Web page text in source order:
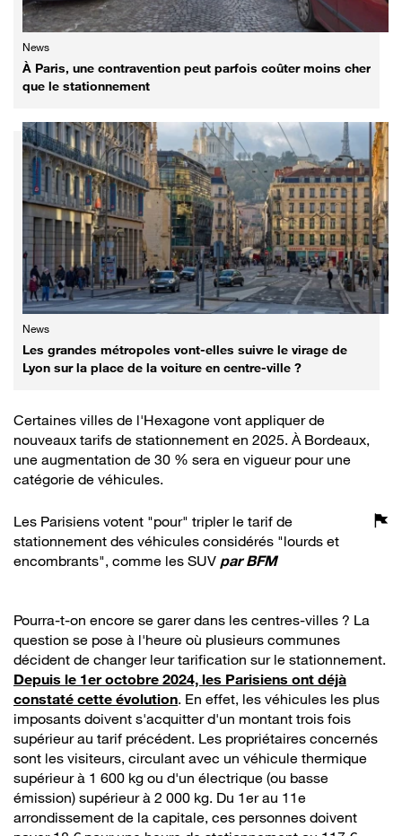
News
À Paris, une contravention peut parfois coûter moins cher
que le stationnement
News
Les grandes métropoles vont-elles suivre le virage de
Lyon sur la place de la voiture en centre-ville ?
Certaines villes de l'Hexagone vont appliquer de
nouveaux tarifs de stationnement en 2025. À Bordeaux,
une augmentation de 30 % sera en vigueur pour une
catégorie de véhicules.
Les Parisiens votent "pour" tripler le tarif de
stationnement des véhicules considérés "lourds et
encombrants", comme les SUV parBFM
Pourra-t-on encore se garer dans les centres-villes ? La
question se pose à l'heure où plusieurs communes
décident de changer leur tarification sur le stationnement.
Depuis le 1er octobre 2024, les Parisiens ont déjà
constaté cette évolution. En effet, les véhicules les plus
imposants doivent s'acquitter d'un montant trois fois
supérieur au tarif précédent. Les propriétaires concernés
sont les visiteurs, circulant avec un véhicule thermique
supérieur à 1 600 kg ou d'un électrique (ou basse
émission) supérieur à 2 000 kg. Du 1er au 11e
arrondissement de la capitale, ces personnes doivent